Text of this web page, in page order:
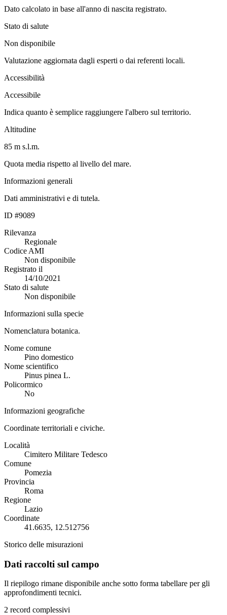
Dato calcolato in base all'anno di nascita registrato.
Stato di salute
Non disponibile
Valutazione aggiornata dagli esperti o dai referenti locali.
Accessibilità
Accessibile
Indica quanto è semplice raggiungere l'albero sul territorio.
Altitudine
85 m s.l.m.
Quota media rispetto al livello del mare.
Informazioni generali
Dati amministrativi e di tutela.
ID #9089
Rilevanza
Regionale
Codice AMI
Non disponibile
Registrato il
14/10/2021
Stato di salute
Non disponibile
Informazioni sulla specie
Nomenclatura botanica.
Nome comune
Pino domestico
Nome scientifico
Pinus pinea L.
Policormico
No
Informazioni geografiche
Coordinate territoriali e civiche.
Località
Cimitero Militare Tedesco
Comune
Pomezia
Provincia
Roma
Regione
Lazio
Coordinate
41.6635, 12.512756
Storico delle misurazioni
Dati raccolti sul campo
Il riepilogo rimane disponibile anche sotto forma tabellare per gli
approfondimenti tecnici.
2 record complessivi